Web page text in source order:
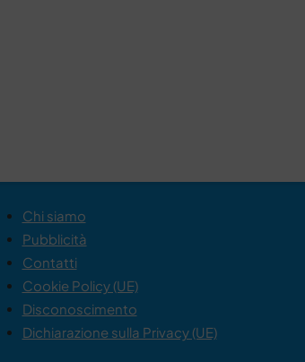
Chi siamo
Pubblicità
Contatti
Cookie Policy (UE)
Disconoscimento
Dichiarazione sulla Privacy (UE)